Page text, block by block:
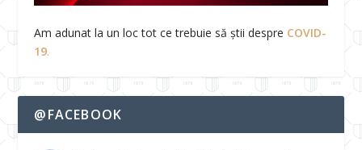
Am adunat la un loc tot ce trebuie să știi despre COVID-
19.
@FACEBOOK